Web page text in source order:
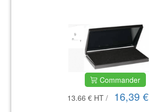
Commander
13.66 € HT / 16,39 €